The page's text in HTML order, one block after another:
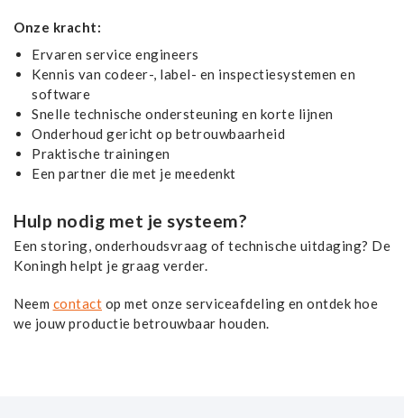
Onze kracht:
Ervaren service engineers
Kennis van codeer-, label- en inspectiesystemen en
software
Snelle technische ondersteuning en korte lijnen
Onderhoud gericht op betrouwbaarheid
Praktische trainingen
Een partner die met je meedenkt
Hulp nodig met je systeem?
Een storing, onderhoudsvraag of technische uitdaging? De
Koningh helpt je graag verder.
Neem contact op met onze serviceafdeling en ontdek hoe
we jouw productie betrouwbaar houden.